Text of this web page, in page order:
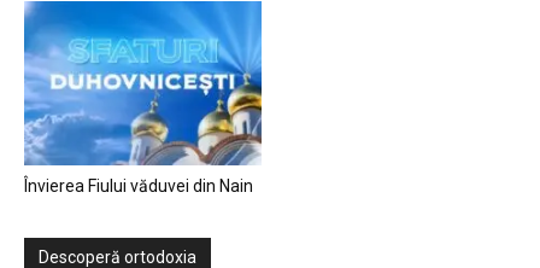
Învierea Fiului văduvei din Nain
Descoperă ortodoxia